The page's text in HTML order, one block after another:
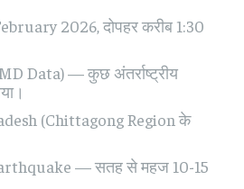
2026, दोपहर करीब 1:30
Data) — कुछ अंतर्राष्ट्रीय
(Chittagong Region के
— सतह से महज 10-15